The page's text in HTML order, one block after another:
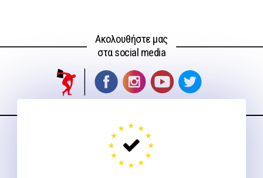
Ακολουθήστε μας
στα social media
Για διευκρινίσεις και υποστήριξη παραγγελιών μέσω του